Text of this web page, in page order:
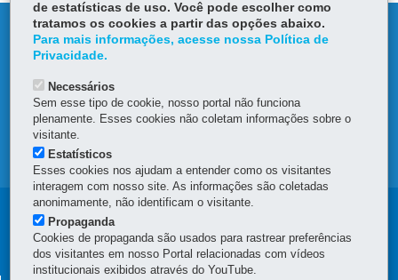
MAPA DO SITE
DENUNCIE CORRUPÇÃO
TRANSPARÊNCIA INSTITUCIONAL
Navegação
Principal
de estatísticas de uso. Você pode escolher como
tratamos os cookies a partir das opções abaixo.
Para mais informações, acesse nossa Política de
Privacidade.
Necessários
Sem esse tipo de cookie, nosso portal não funciona
plenamente. Esses cookies não coletam informações sobre o
visitante.
Estatísticos
Esses cookies nos ajudam a entender como os visitantes
interagem com nosso site. As informações são coletadas
anonimamente, não identificam o visitante.
Propaganda
Cookies de propaganda são usados para rastrear preferências
dos visitantes em nosso Portal relacionadas com vídeos
institucionais exibidos através do YouTube.